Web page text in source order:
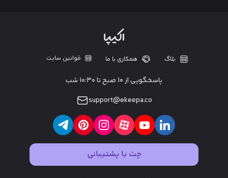
بلاگ همکاری با ما قوانین سایت
پاسخگویی از ۱۰ صبح تا ۱۰:۳۰ شب
support@ekeepa.co
چت با پشتیبانی